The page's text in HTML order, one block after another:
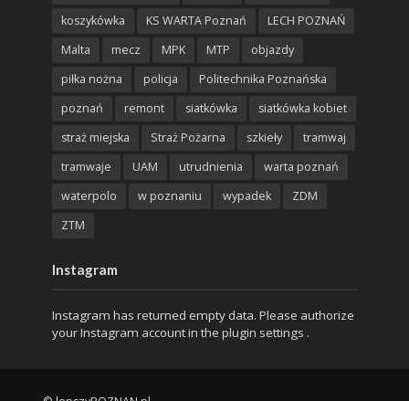
koszykówka
KS WARTA Poznań
LECH POZNAŃ
Malta
mecz MPK MTP
objazdy
piłka nożna
policja
Politechnika Poznańska
poznań
remont siatkówka
siatkówka kobiet
straż miejska
Straż Pożarna szkieły
tramwaj
tramwaje
UAM utrudnienia
warta poznań
waterpolo
w poznaniu wypadek
ZDM
ZTM
Instagram
Instagram has returned empty data. Please authorize
your Instagram account in the plugin settings .